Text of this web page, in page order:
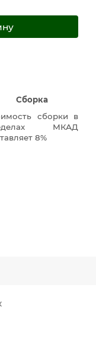
Сборка
сборки в
МКАД
8%